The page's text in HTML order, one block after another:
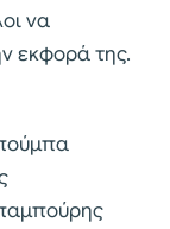
να
εκφορά της.